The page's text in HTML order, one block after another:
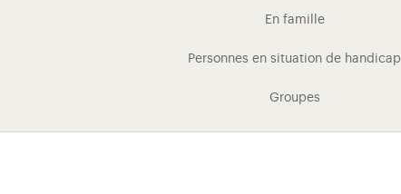
En famille
Personnes en situation de handicap
Groupes